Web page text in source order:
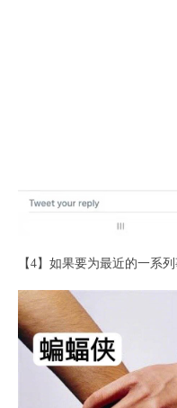
【4】如果要为最近的一系